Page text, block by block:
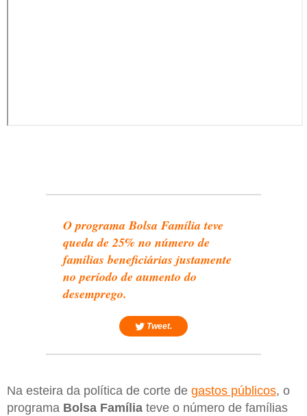
O programa Bolsa Família teve
queda de 25% no número de
famílias beneficiárias justamente
no período de aumento do
desemprego.
Tweet.
Na esteira da política de corte de gastos públicos, o
programa Bolsa Família teve o número de famílias